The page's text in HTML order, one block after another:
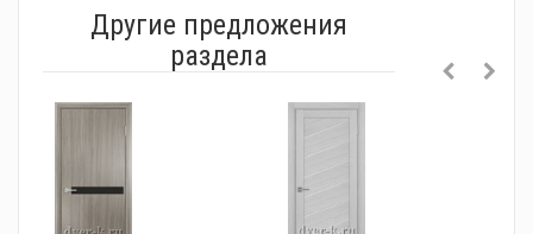
Другие предложения
раздела